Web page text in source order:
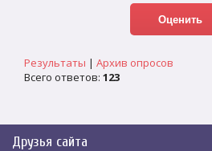
Результаты | Архив опросов
Всего ответов: 123
Друзья сайта